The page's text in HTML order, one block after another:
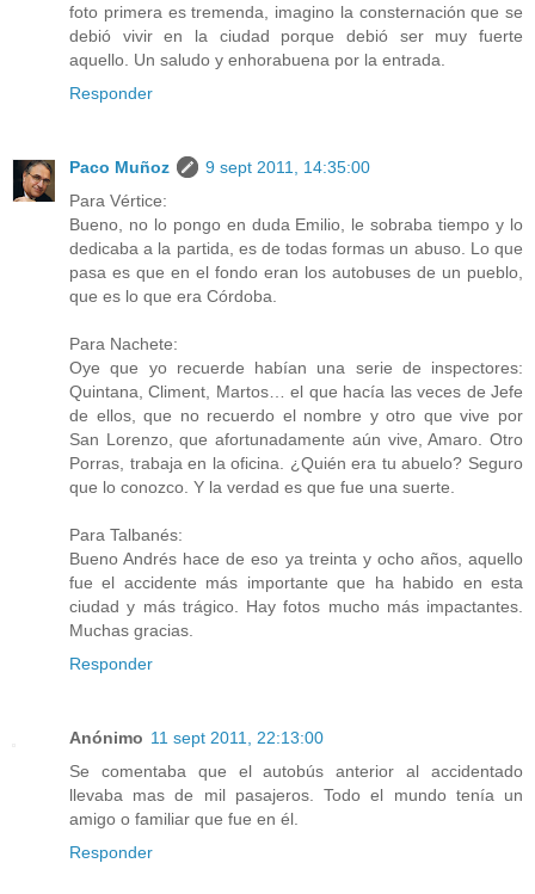
foto primera es tremenda, imagino la consternación que se
debió vivir en la ciudad porque debió ser muy fuerte
aquello. Un saludo y enhorabuena por la entrada.
Responder
Paco Muñoz
9 sept 2011, 14:35:00
Para Vértice:
Bueno, no lo pongo en duda Emilio, le sobraba tiempo y lo
dedicaba a la partida, es de todas formas un abuso. Lo que
pasa es que en el fondo eran los autobuses de un pueblo,
que es lo que era Córdoba.
Para Nachete:
Oye que yo recuerde habían una serie de inspectores:
Quintana, Climent, Martos… el que hacía las veces de Jefe
de ellos, que no recuerdo el nombre y otro que vive por
San Lorenzo, que afortunadamente aún vive, Amaro. Otro
Porras, trabaja en la oficina. ¿Quién era tu abuelo? Seguro
que lo conozco. Y la verdad es que fue una suerte.
Para Talbanés:
Bueno Andrés hace de eso ya treinta y ocho años, aquello
fue el accidente más importante que ha habido en esta
ciudad y más trágico. Hay fotos mucho más impactantes.
Muchas gracias.
Responder
Anónimo 11 sept 2011, 22:13:00
Se comentaba que el autobús anterior al accidentado
llevaba mas de mil pasajeros. Todo el mundo tenía un
amigo o familiar que fue en él.
Responder